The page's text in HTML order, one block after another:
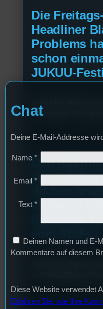
Die Freitags-
Headliner
Problems
schon
JUKUU-
v=Aoeba7CUcLM[/
Den
vom letzten
vielleicht
irgendwo
Chat
Deine E-Mail-Addresse
Name *
Email *
Text *
Deinen Namen und E-
Kommentare auf diesem
Diese Website verwendet
Erfahren Sie, wie Ihre